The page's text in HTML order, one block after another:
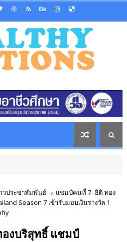
วประชาสัมพันธ์
แชมป์คนที่ 7- ธิติ ทอง
Season 7 เข้ารับมอบเงินรางวัล 1
งบริสุทธิ์ แชมป์